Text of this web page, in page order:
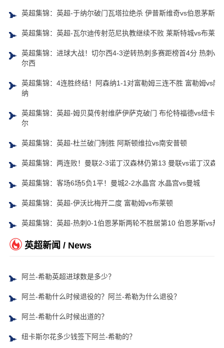
英超集锦：英超-于纳尔破门瓦塔拉绝杀 伊普斯维奇vs伯恩茅斯
英超集锦：英超-瓦尔迪传射范尼执教继续不败 莱斯特城vs布莱顿
英超集锦：进球大战！切尔西4-3逆转热刺多赛距榜首4分 热刺vs
尔西
英超集锦：4连胜终结！阿森纳1-1对富勒姆三连不胜 富勒姆vs阿
纳
英超集锦：英超-姆贝莫传射维萨伊萨克破门 布伦特福德vs纽卡斯
尔
英超集锦：英超-杜兰破门制胜 阿斯顿维拉vs南安普顿
英超集锦：两连败！曼联2-3诺丁汉森林仍第13 曼联vs诺丁汉森林
英超集锦：客场6场5负1平！曼城2-2水晶宫 水晶宫vs曼城
英超集锦：英超-伊沃比梅开二度 富勒姆vs布莱顿
英超集锦：英超-热刺0-1伯恩茅斯两轮不胜居第10 伯恩茅斯vs热
英超新闻 / News
阿兰-希勒英超进球数是多少？
阿兰-希勒什么时候退役的？阿兰-希勒为什么退役？
阿兰-希勒什么时候出道的？
纽卡斯尔花多少钱签下阿兰-希勒的？